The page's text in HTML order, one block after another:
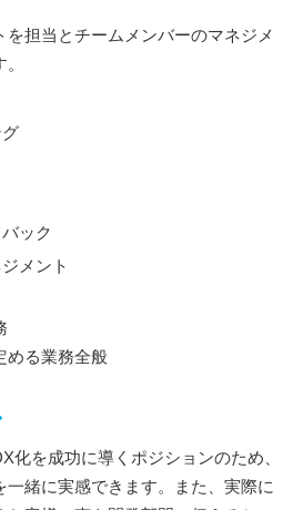
担当とチームメンバーのマネジメ
ック
メント
める業務全般
化を成功に導くポジションのため、
緒に実感できます。また、実際に